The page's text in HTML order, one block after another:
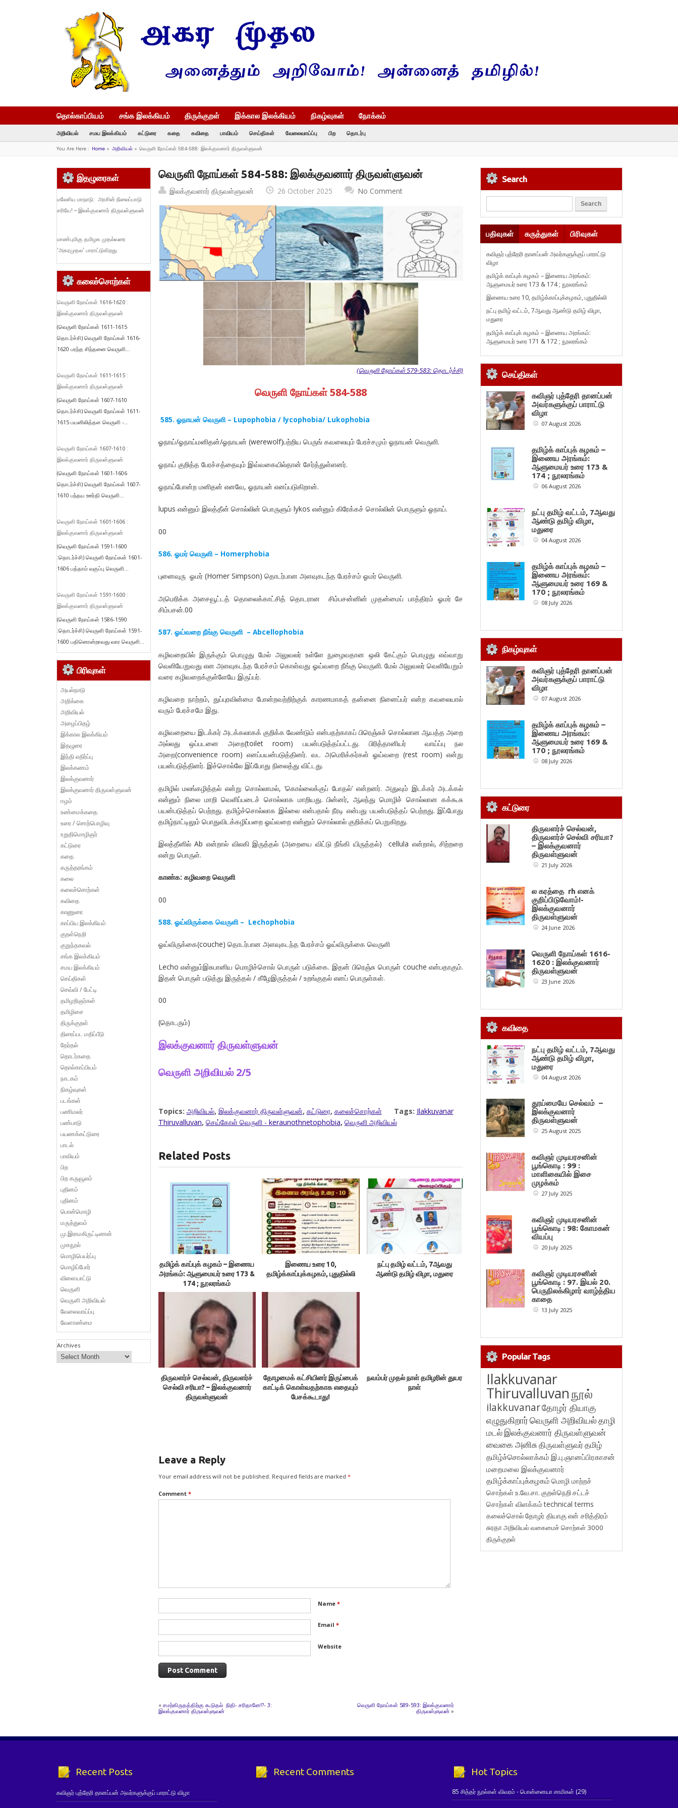
தொல்காப்பியம் சங்க இலக்கியம் திருக்குறள் இக்கால இலக்கியம் நிகழ்வுகள் நோக்கம்
அறிவியல் சமய இலக்கியம் கட்டுரை கதை கவிதை பாவியம் செய்திகள் வேலைவாய்ப்பு பிற தொடர்பு
You Are Here : Home» அறிவியல்» வெருளி நோய்கள் 584-588: இலக்குவனார் திருவள்ளுவன்
வெருளி நோய்கள் 584-588: இலக்குவனார் திருவள்ளுவன்
இலக்குவனார் திருவள்ளுவன் 26 October 2025 No Comment
(வெருளி நோய்கள் 579-583: தொடர்ச்சி)
வெருளி நோய்கள் 584-588
585. ஓநாயன் வெருளி – Lupophobia / lycophobia/ Lukophobia
ஓநாய்/ஓநாய்மனிதன்/ஓநாயன் (werewolf)பற்றிய பெருங் கவலையும் பேரச்சமும் ஓநாயன் வெருளி.
ஓநாய் குறித்த பேரச்சத்தையும் இவ்வகையில்தான் சேர்த்துள்ளனர்.
ஓநாய்போன்ற மனிதன் எனவே, ஓநாயன் எனப்படுகிறான்.
lupus என்னும் இலத்தீன் சொல்லின் பொருளும் lykos என்னும் கிரேக்கச் சொல்லின் பொருளும் ஓநாய்.
00
586. ஓமர் வெருளி – Homerphobia
புனைவுரு ஓமர் (Homer Simpson) தொடர்பான அளவுகடந்த பேரச்சம் ஓமர் வெருளி.
அமெரிக்க அசைவூட்டத் தொலைக்காட்சித் தொடரான ​​ சிம்பசன்னின் முதன்மைப் பாத்திரம் ஓமர் சே
சிம்பசன்.00
587. ஓய்வறை நீங்கு வெருளி – Abcellophobia
கழிவறையில் இருக்கும் பொழுது மேல் அலுவலர் உள்ளே நுழைவதான ஒலி கேட்கும் பொழுது எவ்வாறு
வெளியேறுவது என அளவுகடந்த பேரச்சம் கொள்வது ஓய்வறை நீங்கு வெருளி. மேல் அலுவலர் வெளியேறும்
வரை கழிவறைக்குள்ளேயே இருப்பர்.
கழிவறை நாற்றம், துப்புரவின்மை போன்றவற்றிற்குக் காரணமாகத் தன்னை நினைப்பர் என்ற கவலையால்
வரும் பேரச்சமே இது.
கழிவறையை இடக்கர் அடக்கலாகக் குறிக்க வேண்டும் என்பதற்காகப் பிரெஞ்சுச் சொல்லான ஆயத்த அறை
அல்லது ஒப்படனை அறை(toilet room) பயன்படுத்தப்பட்டது. பிரித்தானியர் வாய்ப்பு நல
அறை(convenience room) எனப்பயன்படுத்தினர். வட அமெரிக்கர்கள் ஓய்வறை (rest room) என்று
பயன்படுத்தினர். இச்சொல்லே இப்போது நிலைத்து விட்டது.
தமிழில் மலங்கழித்தல் என்று சொல்லாமல், ‘கொல்லைக்குப் போதல்’ என்றனர். அதுவும் இடக்கர் அடக்கல்
என்னும் நிலை மாறி வெளிப்படைச் சொல்லாக மாறியது. பின்னர், ஆலந்து மொழிச் சொல்லான கக்கூசு
பயன்படுத்தப் பெற்றது. தமிழ்ச்சொல்லாக இல்லை என்பதால் நீரடி என்பது பயன்படுத்தப் பெற்றது. இப்போது
தமிழ்நாட்டிலும் பொதுவிடக்கழிப்பறை ஓய்வறை என்னும் சொல்லால் குறிக்கப் பெறுகிறது.
இலத்தீனில் Ab என்றால் விலகி இருத்தல் (அறையை விட்டு நீங்கி யிருத்தல்) cellula என்றால், சிற்றறை
என்று பொருள்.
காண்க: கழிவறை வெருளி
00
588. ஓய்விருக்கை வெருளி – Lechophobia
ஓய்விருக்கை(couche) தொடர்பான அளவுகடந்த பேரச்சம் ஓய்விருக்கை வெருளி
Lecho என்னும்இசுபானிய மொழிச்சொல் பொருள் படுக்கை. இதன் பிரெஞ்சு பொருள் couche என்பதாகும்.
இதன் பொருள் படுத்து இருத்தல் / கீழேஇருத்தல் / உறங்குதல் எனப் பொருள்கள்.
00
(தொடரும்)
இலக்குவனார் திருவள்ளுவன்
வெருளி அறிவியல் 2/5
Topics: அறிவியல், இலக்குவனார் திருவள்ளுவன், கட்டுரை, கலைச்சொற்கள் Tags: Ilakkuvanar
Thiruvalluvan, செய்கோள் வெருளி - keraunothnetophobia, வெருளி அறிவியல்
Related Posts
தமிழ்க் காப்புக் கழகம் – இணைய
அரங்கம்: ஆளுமையர் உரை 173 &
174 ; நூலரங்கம்
இணைய உரை 10,
தமிழ்க்காப்புக்கழகம், புதுதில்லி
நட்பு தமிழ் வட்டம், 7ஆவது
ஆண்டு தமிழ் விழா, மதுரை
திருவளர்ச் செல்வன், திருவளர்ச்
செல்வி சரியா? – இலக்குவனார்
திருவள்ளுவன்
தோழமைக் கட்சியினர் இருப்பைக்
காட்டிக் கொள்வதற்காக எதையும்
பேசக்கூடாது!
நவம்பர் முதல் நாள் தமிழரின் துயர
நாள்
Leave a Reply
Your email address will not be published. Required fields are marked *
Comment *
Name *
Email *
Website
« சமற்கிருதத்திற்கு கூடுதல் நிதி- சரிதானே!?- 3:
இலக்குவனார் திருவள்ளுவன்
வெருளி நோய்கள் 589-593: இலக்குவனார்
திருவள்ளுவன் »
இதழுரைகள்
மலேசிய மாநாடு: அரசின் நிலைப்பாடு
சரியே! – இலக்குவனார் திருவள்ளுவன்
மாண்புமிகு தமிழக முதல்வரை
‘அகரமுதல’ பாராட்டுகிறது.
கலைச்சொற்கள்
வெருளி நோய்கள் 1616-1620 :
இலக்குவனார் திருவள்ளுவன்
(வெருளி நோய்கள் 1611-1615
தொடர்ச்சி) வெருளி நோய்கள் 1616-
1620 பரந்த சிந்தனை வெருளி...
வெருளி நோய்கள் 1611-1615 :
இலக்குவனார் திருவள்ளுவன்
(வெருளி நோய்கள் 1607-1610
தொடர்ச்சி) வெருளி நோய்கள் 1611-
1615 பயனிலித்தள வெருளி -...
வெருளி நோய்கள் 1607-1610 :
இலக்குவனார் திருவள்ளுவன்
(வெருளி நோய்கள் 1601-1606
தொடர்ச்சி) வெருளி நோய்கள் 1607-
1610 பந்தய ஊர்தி வெருளி...
வெருளி நோய்கள் 1601-1606 :
இலக்குவனார் திருவள்ளுவன்
(வெருளி நோய்கள் 1591-1600
:தொடர்ச்சி) வெருளி நோய்கள் 1601-
1606 பத்தாம் வகுப்பு வெருளி...
வெருளி நோய்கள் 1591-1600 :
இலக்குவனார் திருவள்ளுவன்
(வெருளி நோய்கள் 1586-1590
:தொடர்ச்சி) வெருளி நோய்கள் 1591-
1600 பதினொன்றாவது வார வெருளி...
பிரிவுகள்
அயல்நாடு
அறிக்கை
அறிவியல்
அழைப்பிதழ்
இக்கால இலக்கியம்
இதழுரை
இந்தி எதிர்ப்பு
இலக்கணம்
இலக்குவனார்
இலக்குவனார் திருவள்ளுவன்
ஈழம்
உண்மைக்கதை
உரை / சொற்பொழிவு
உறுதிமொழிஞர்
கட்டுரை
கதை
கருத்தரங்கம்
கலை
கலைச்சொற்கள்
கவிதை
காணுரை
காப்பிய இலக்கியம்
குறள்நெறி
குறுந்தகவல்
சங்க இலக்கியம்
சமய இலக்கியம்
செய்திகள்
செவ்வி / பேட்டி
தமிழறிஞர்கள்
தமிழிசை
திருக்குறள்
திரைப்பட மதிப்பீடு
தேர்தல்
தொடர்கதை
தொல்காப்பியம்
நாடகம்
நிகழ்வுகள்
படங்கள்
பணிமலர்
பண்பாடு
பயணக்கட்டுரை
பாடல்
பாவியம்
பிற
பிற கருவூலம்
புதினம்
புதினம்
பொன்மொழி
மருத்துவம்
மு.இராமகிருட்டிணன்
முகநூல்
மொழிபெயர்ப்பு
மொழிப்போர்
விளையாட்டு
வெருளி
வெருளி அறிவியல்
வேலைவாய்ப்பு
வேளாண்மை
Archives
Search
பதிவுகள் கருத்துகள் பிரிவுகள்
கவிஞர் புத்தேரி தானப்பன் அவர்களுக்குப் பாராட்டு
விழா
தமிழ்க் காப்புக் கழகம் – இணைய அரங்கம்:
ஆளுமையர் உரை 173 & 174 ; நூலரங்கம்
இணைய உரை 10, தமிழ்க்காப்புக்கழகம், புதுதில்லி
நட்பு தமிழ் வட்டம், 7ஆவது ஆண்டு தமிழ் விழா,
மதுரை
தமிழ்க் காப்புக் கழகம் – இணைய அரங்கம்:
ஆளுமையர் உரை 171 & 172 ; நூலரங்கம்
செய்திகள்
கவிஞர் புத்தேரி தானப்பன்
அவர்களுக்குப் பாராட்டு
விழா
07 August 2026
தமிழ்க் காப்புக் கழகம் –
இணைய அரங்கம்:
ஆளுமையர் உரை 173 &
174 ; நூலரங்கம்
06 August 2026
நட்பு தமிழ் வட்டம், 7ஆவது
ஆண்டு தமிழ் விழா,
மதுரை
04 August 2026
தமிழ்க் காப்புக் கழகம் –
இணைய அரங்கம்:
ஆளுமையர் உரை 169 &
170 ; நூலரங்கம்
08 July 2026
நிகழ்வுகள்
கவிஞர் புத்தேரி தானப்பன்
அவர்களுக்குப் பாராட்டு
விழா
07 August 2026
தமிழ்க் காப்புக் கழகம் –
இணைய அரங்கம்:
ஆளுமையர் உரை 169 &
170 ; நூலரங்கம்
08 July 2026
கட்டுரை
திருவளர்ச் செல்வன்,
திருவளர்ச் செல்வி சரியா?
– இலக்குவனார்
திருவள்ளுவன்
21 July 2026
ல கரத்தை rh எனக்
குறிப்பிடுவோம்!-
இலக்குவனார்
திருவள்ளுவன்
24 June 2026
வெருளி நோய்கள் 1616-
1620 : இலக்குவனார்
திருவள்ளுவன்
23 June 2026
கவிதை
நட்பு தமிழ் வட்டம், 7ஆவது
ஆண்டு தமிழ் விழா,
மதுரை
04 August 2026
தூய்மையே செல்வம் –
இலக்குவனார்
திருவள்ளுவன்
25 August 2025
கவிஞர் முடியரசனின்
பூங்கொடி : 99 :
மாளிகையில் இசை
முழக்கம்
27 July 2025
கவிஞர் முடியரசனின்
பூங்கொடி : 98: கோமகன்
வியப்பு
20 July 2025
கவிஞர் முடியரசனின்
பூங்கொடி : 97. இயல் 20.
பெருநிலக்கிழார் வாழ்த்திய
காதை
13 July 2025
Popular Tags
Ilakkuvanar
Thiruvalluvanநூல்
ilakkuvanarதோழர் தியாகு
எழுதுகிறார்வெருளி அறிவியல்தாழி
மடல்இலக்குவனார் திருவள்ளுவன்
வைகை அனிசுதிருவள்ளுவர்தமிழ்
தமிழ்ச்சொல்லாக்கம் இ.பு.ஞானப்பிரகாசன்
மறைமலை இலக்குவனார்
தமிழ்க்காப்புக்கழகம் மொழி மாற்றச்
சொற்கள்உ.வே.சா. குறள்நெறி சட்டச்
சொற்கள் விளக்கம்technical terms
கலைச்சொல்தோழர் தியாகுஎன் சரித்திரம்
சுரதாஅறிவியல் வகைமைச் சொற்கள் 3000
திருக்குறள்
Recent Posts
கவிஞர் புத்தேரி தானப்பன் அவர்களுக்குப் பாராட்டு விழா
Recent Comments Hot Topics
85 சித்தர் நூல்கள் விவரம் - பொன்னையா சாமிகள் (29)